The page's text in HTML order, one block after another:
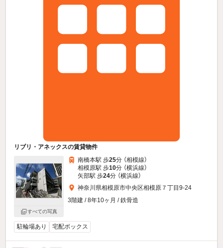
リブリ・アネックスの賃貸物件
すべての写真
南橋本駅 歩25分 （相模線）
相模原駅 歩10分 （横浜線）
矢部駅 歩24分 （横浜線）
神奈川県相模原市中央区相模原７丁目9-24
3階建 / 8年10ヶ月 / 鉄骨造
駐輪場あり 宅配ボックス